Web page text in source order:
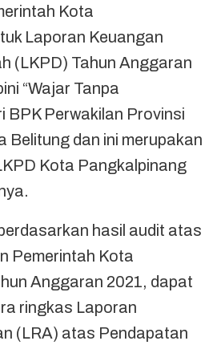
Kota
Laporan Keuangan
(LKPD) Tahun Anggaran
“Wajar Tanpa
BPK Perwakilan Provinsi
Belitung dan ini merupakan
Kota Pangkalpinang
hasil audit atas
Pemerintah Kota
Anggaran 2021, dapat
ringkas Laporan
(LRA) atas Pendapatan